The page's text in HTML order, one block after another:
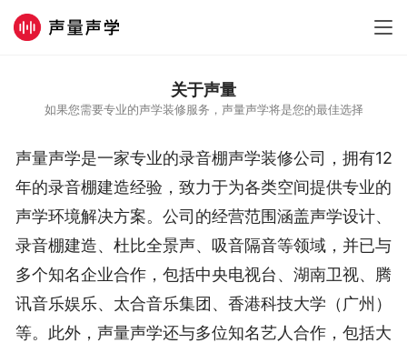
关于声量
如果您需要专业的声学装修服务，声量声学将是您的最佳选择
声量声学是一家专业的录音棚声学装修公司，拥有12
年的录音棚建造经验，致力于为各类空间提供专业的
声学环境解决方案。公司的经营范围涵盖声学设计、
录音棚建造、杜比全景声、吸音隔音等领域，并已与
多个知名企业合作，包括中央电视台、湖南卫视、腾
讯音乐娱乐、太合音乐集团、香港科技大学（广州）
等。此外，声量声学还与多位知名艺人合作，包括大